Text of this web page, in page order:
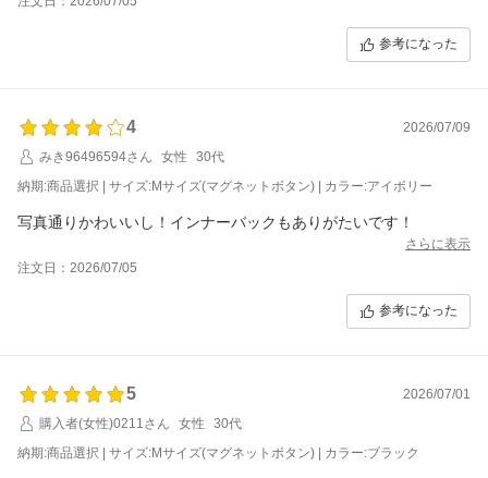
参考になった
4
2026/07/09
みき96496594さん
女性
30代
納期:商品選択 | サイズ:Mサイズ(マグネットボタン) | カラー:アイボリー
写真通りかわいいし！インナーバックもありがたいです！
さらに表示
注文日：2026/07/05
参考になった
5
2026/07/01
購入者(女性)0211さん
女性
30代
納期:商品選択 | サイズ:Mサイズ(マグネットボタン) | カラー:ブラック